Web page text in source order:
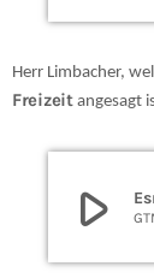
Herr Limbacher,
Freizeitangesagt
play_arrow